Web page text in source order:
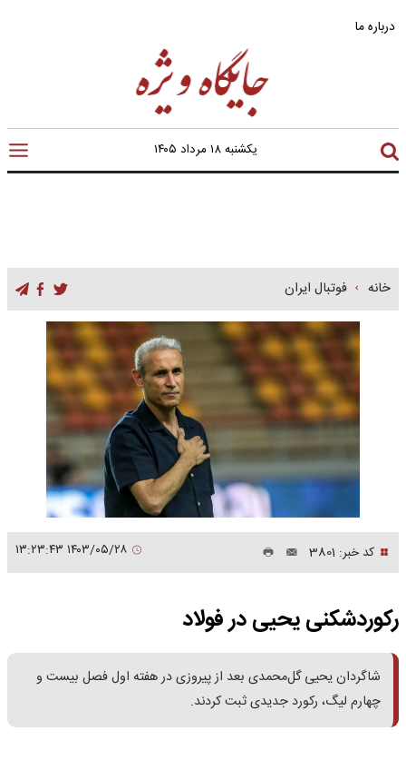
درباره ما
یکشنبه ۱۸ مرداد ۱۴۰۵
خانه فوتبال ایران
کد خبر: 3801
رکوردشکنی یحیی در فولاد
شاگردان یحیی گل‌محمدی بعد از پیروزی در هفته اول فصل بیست و
چهارم لیگ، رکورد جدیدی ثبت کردند.